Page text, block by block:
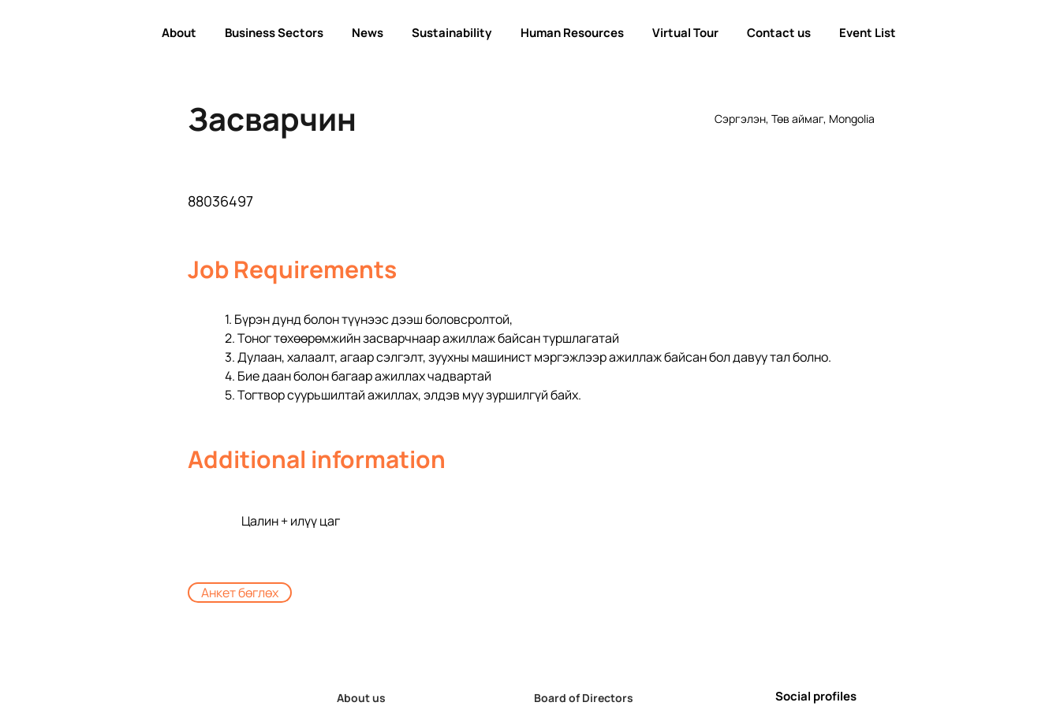
About Business Sectors News Sustainability Human Resources Virtual Tour Contact us Event List
Засварчин Сэргэлэн, Төв аймаг, Mongolia
88036497
Job Requirements
1. Бүрэн дунд болон түүнээс дээш боловсролтой,
2. Тоног төхөөрөмжийн засварчнаар ажиллаж байсан туршлагатай
3. Дулаан, халаалт, агаар сэлгэлт, зуухны машинист мэргэжлээр ажиллаж байсан бол давуу тал болно.
4. Бие даан болон багаар ажиллах чадвартай
5. Тогтвор суурьшилтай ажиллах, элдэв муу зуршилгүй байх.
Additional information
Цалин + илүү цаг
Анкет бөглөх
About us Board of Directors Social profiles